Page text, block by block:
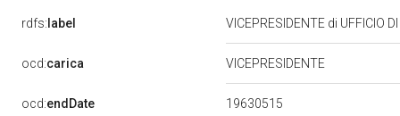
rdfs: label VICEPRESIDENTE di UFFICIO
ocd:carica VICEPRESIDENTE
ocd:endDate 19630515